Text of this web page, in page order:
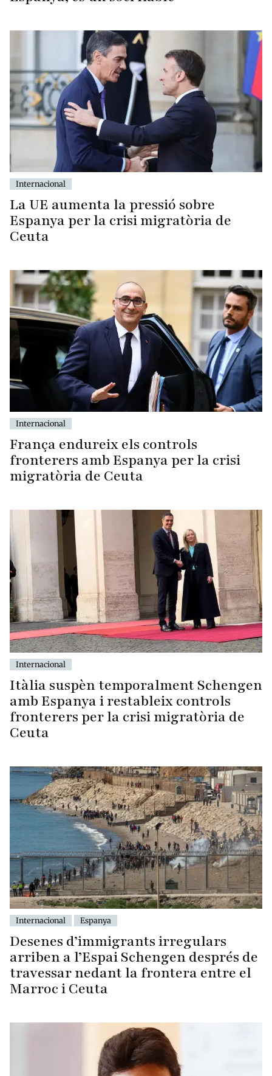
Internacional
La UE aumenta la pressió sobre
Espanya per la crisi migratòria de
Ceuta
Internacional
França endureix els controls
fronterers amb Espanya per la crisi
migratòria de Ceuta
Internacional
Itàlia suspèn temporalment Schengen
amb Espanya i restableix controls
fronterers per la crisi migratòria de
Ceuta
Internacional Espanya
Desenes d’immigrants irregulars
arriben a l’Espai Schengen després de
travessar nedant la frontera entre el
Marroc i Ceuta